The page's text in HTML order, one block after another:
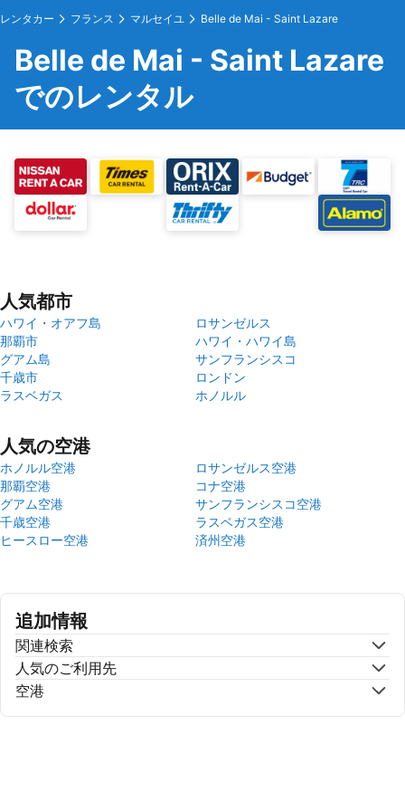
レンタカー フランス マルセイユ Belle de Mai - Saint Lazare
Belle de Mai - Saint Lazare
でのレンタル
人気都市
ハワイ・オアフ島
ロサンゼルス
那覇市
ハワイ・ハワイ島
グアム島
サンフランシスコ
千歳市
ロンドン
ラスベガス
ホノルル
人気の空港
ホノルル空港
ロサンゼルス空港
那覇空港
コナ空港
グアム空港
サンフランシスコ空港
千歳空港
ラスベガス空港
ヒースロー空港
済州空港
追加情報
関連検索
人気のご利用先
空港